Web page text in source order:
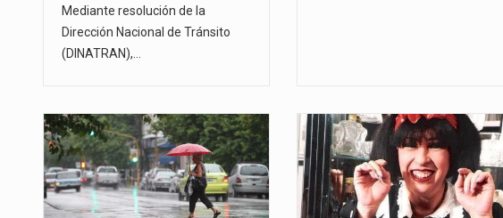
Mediante resolución de la
Dirección Nacional de Tránsito
(DINATRAN),…